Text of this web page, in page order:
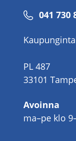
041 730
PL 487
33101
Avoinna
ma–pe klo